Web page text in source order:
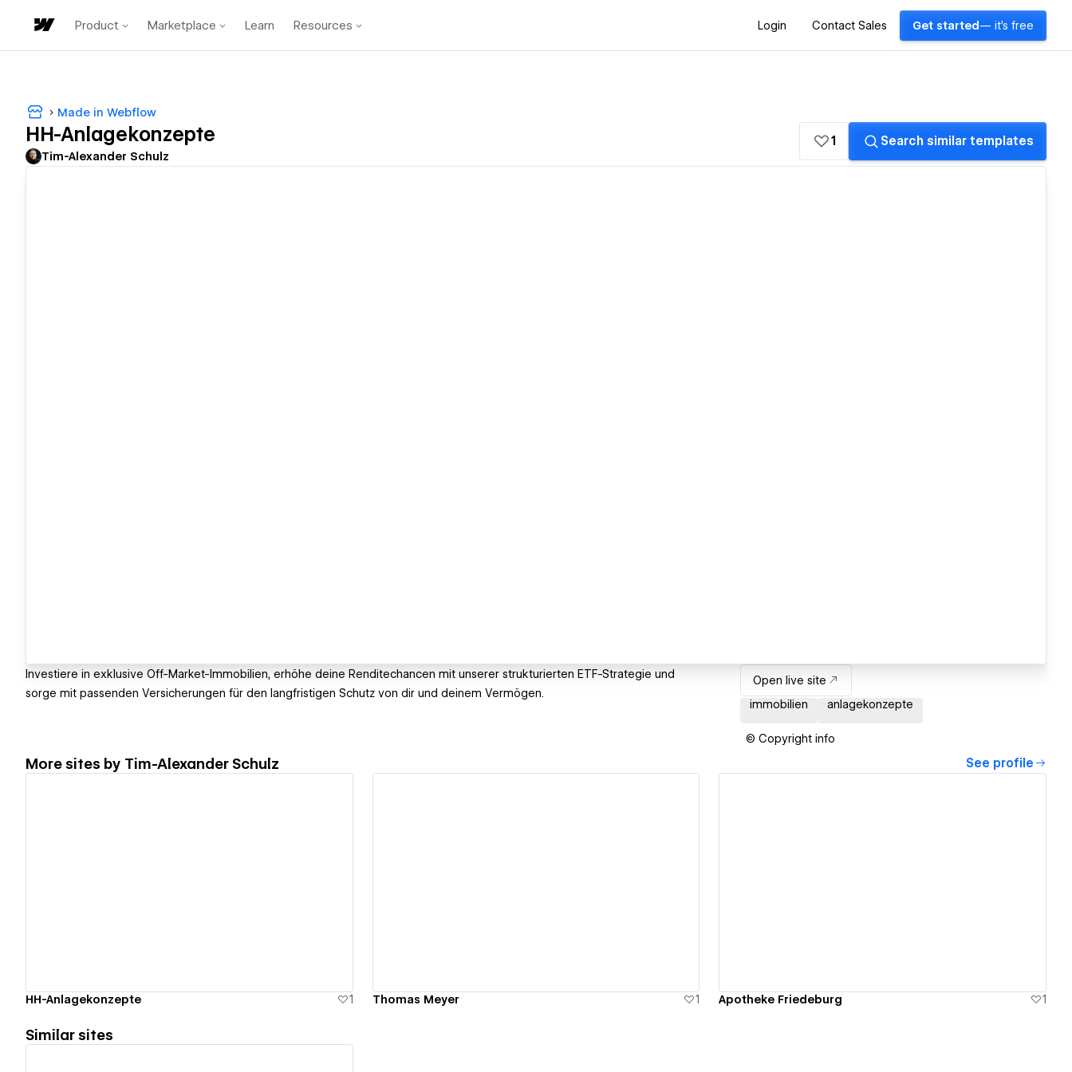
Product Marketplace Learn Resources Login Contact Sales Get started — it's free
Made in Webflow
HH-Anlagekonzepte
Tim-Alexander Schulz
1 Search similar templates
Investiere in exklusive Off-Market-Immobilien, erhöhe deine Renditechancen mit unserer strukturierten ETF-Strategie und
sorge mit passenden Versicherungen für den langfristigen Schutz von dir und deinem Vermögen.
Open live site
immobilien
anlagekonzepte
© Copyright info
More sites by Tim-Alexander Schulz See profile
HH-Anlagekonzepte 1 Thomas Meyer 1 Apotheke Friedeburg 1
Similar sites